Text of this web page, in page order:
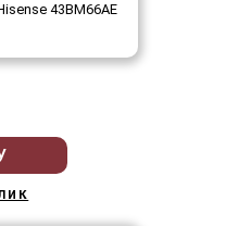
43BM66AE